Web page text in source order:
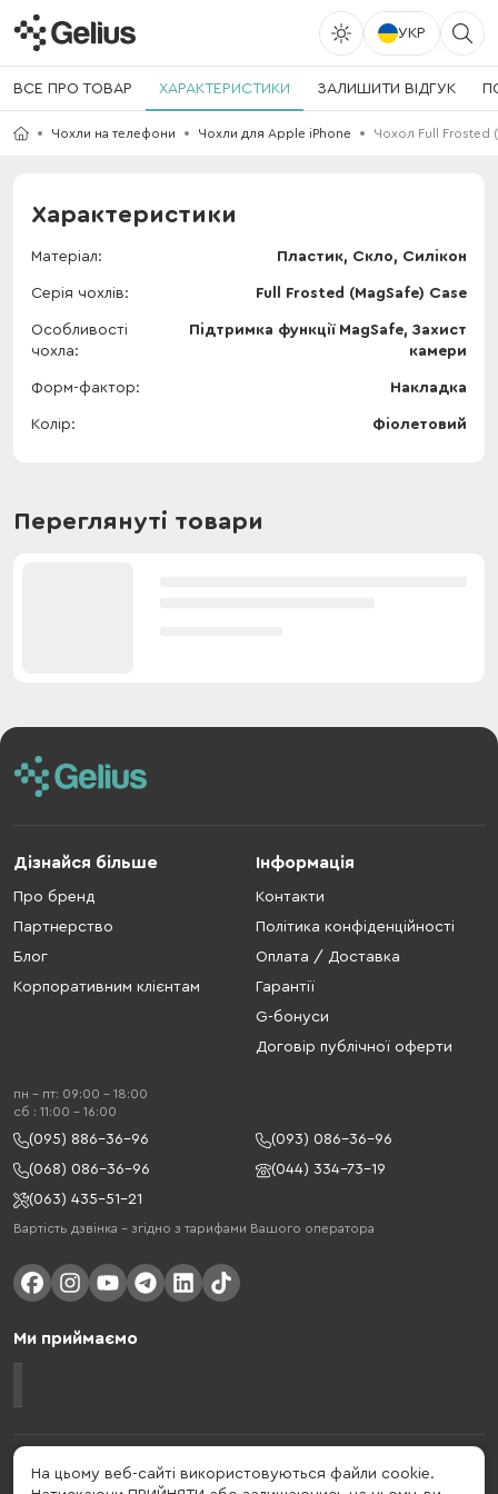
УКР
ВСЕ ПРО ТОВАР ХАРАКТЕРИСТИКИ ЗАЛИШИТИ ВІДГУК
Чохли на телефони Чохли для Apple iPhone Чохол Full Frosted
Характеристики
Матеріал Пластик, Скло, Силікон
Серія чохлів Full Frosted (MagSafe) Case
Особливості
чохла
Підтримка функції MagSafe, Захист
камери
Форм-фактор Накладка
Колір Фіолетовий
Переглянуті товари
Дізнайся більше
Про бренд
Партнерство
Блог
Корпоративним клієнтам
Інформація
Контакти
Політика конфіденційності
Оплата / Доставка
Гарантії
G-бонуси
Договір публічної оферти
пн - пт: 09:00 - 18:00
cб : 11:00 - 16:00
(095) 886-36-96
(093) 086-36-96
(068) 086-36-96
(044) 334-73-19
(063) 435-51-21
Вартість дзвінка – згідно з тарифами Вашого оператора
Ми приймаємо
Gelius - український бренд, який активно розвивається у сфері смарт
гаджетів та мобільних аксесуарів. Бренд заснований в 2013 році. Gelius
На цьому веб-сайті використовуються файли cookie.